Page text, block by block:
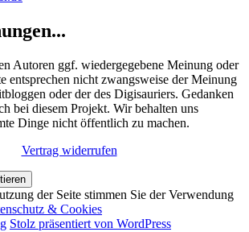
Autoren ggf. wiedergegebene Meinung oder
entsprechen nicht zwangsweise der Meinung
oder der des Digisauriers. Gedanken
bei diesem Projekt. Wir behalten uns
Dinge nicht öffentlich zu machen.
Vertrag widerrufen
der Seite stimmen Sie der Verwendung
& Cookies
Stolz präsentiert von WordPress